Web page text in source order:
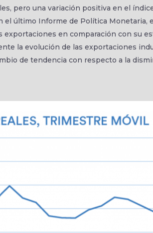
pero una variación positiva en el
el último Informe de Política Monetaria,
en comparación con su
la evolución de las exportaciones
de tendencia con respecto a la